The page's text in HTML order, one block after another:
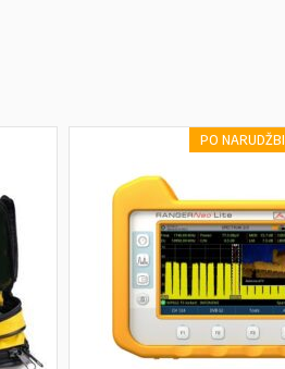
PO NARUDŽBI